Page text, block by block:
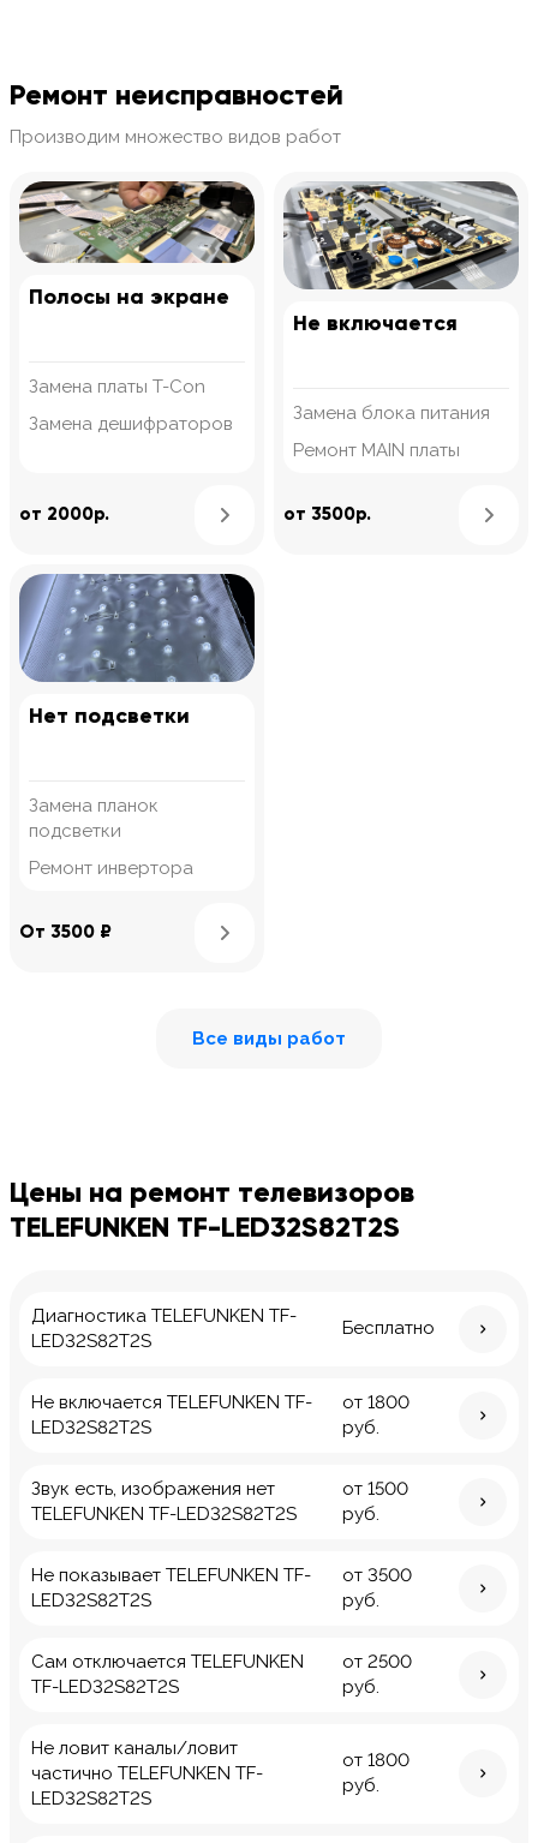
Ремонт неисправностей
Производим множество видов работ
Полосы на экране
Замена платы T-Con
Замена дешифраторов
от 2000р. Узнать подробнее
Не включается
Замена блока питания
Ремонт MAIN платы
от 3500р.
Нет подсветки
Замена планок
подсветки
Ремонт инвертора
От 3500 ₽
Все виды работ
Цены на ремонт телевизоров
TELEFUNKEN TF-LED32S82T2S
Диагностика TELEFUNKEN TF-
LED32S82T2S
Бесплатно
Не включается TELEFUNKEN TF-
LED32S82T2S
от 1800
руб.
Звук есть, изображения нет
TELEFUNKEN TF-LED32S82T2S
от 1500
руб.
Не показывает TELEFUNKEN TF-
LED32S82T2S
от 3500
руб.
Сам отключается TELEFUNKEN
TF-LED32S82T2S
от 2500
руб.
Не ловит каналы/ловит
частично TELEFUNKEN TF-
LED32S82T2S
от 1800
руб.